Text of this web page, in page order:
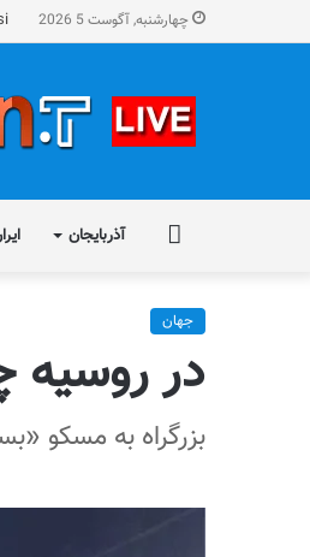
چهارشنبه, آگوست 5 2026
آذربایجان
جهان
در
بزرگراه به مسکو